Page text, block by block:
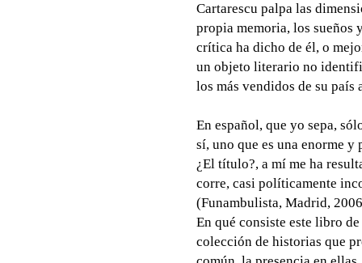
Cartarescu palpa las
propia memoria, los sueños
crítica ha dicho de él, o
un objeto literario no
los más vendidos de su país
En español, que yo sepa,
sí, uno que es una enorme y
¿El título?, a mí me ha
corre, casi políticamente
(Funambulista, Madrid,
En qué consiste este libro
colección de historias que